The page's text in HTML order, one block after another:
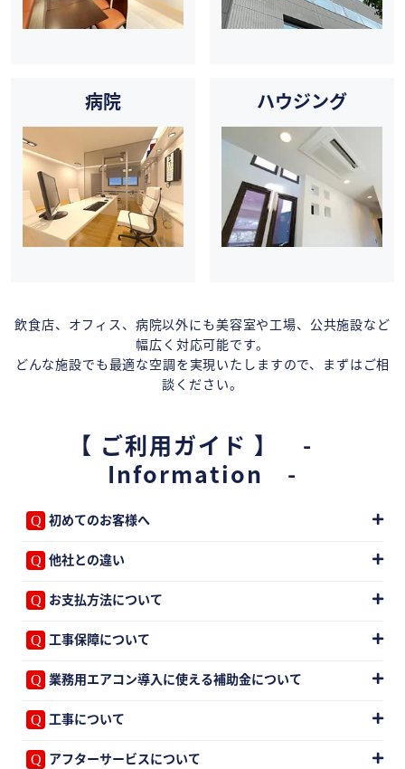
病院 ハウジング
飲食店、オフィス、病院以外にも美容室や工場、公共施設など
幅広く対応可能です。
どんな施設でも最適な空調を実現いたしますので、まずはご相
談ください。
【 ご利用ガイド 】 -
Information -
初めてのお客様へ
他社との違い
お支払方法について
工事保障について
業務用エアコン導入に使える補助金について
工事について
アフターサービスについて